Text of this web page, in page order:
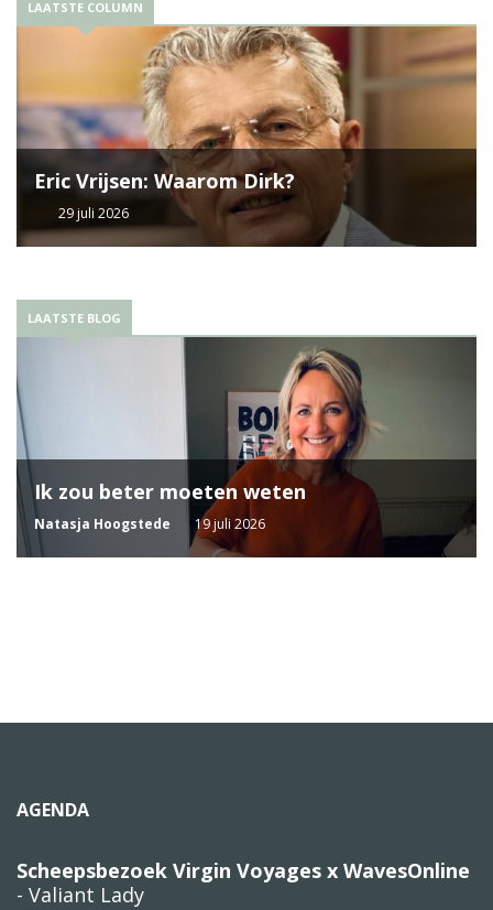
LAATSTE COLUMN
Eric Vrijsen: Waarom Dirk?
29 juli 2026
LAATSTE BLOG
Ik zou beter moeten weten
Natasja Hoogstede 19 juli 2026
AGENDA
Scheepsbezoek Virgin Voyages x WavesOnline
- Valiant Lady